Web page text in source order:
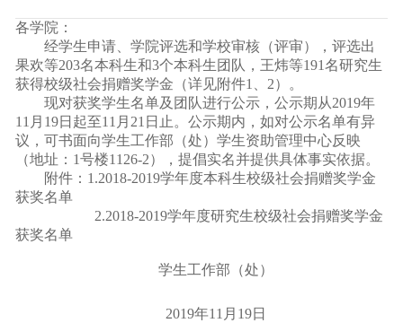
各学院：
经学生申请、学院评选和学校审核（评审），评选出
果欢等203名本科生和3个本科生团队，王炜等191名研究生
获得校级社会捐赠奖学金（详见附件1、2）。
现对获奖学生名单及团队进行公示，公示期从2019年
11月19日起至11月21日止。公示期内，如对公示名单有异
议，可书面向学生工作部（处）学生资助管理中心反映
（地址：1号楼1126-2），提倡实名并提供具体事实依据。
附件：1.2018-2019学年度本科生校级社会捐赠奖学金
获奖名单
2.2018-2019学年度研究生校级社会捐赠奖学金
获奖名单
学生工作部（处）
2019年11月19日